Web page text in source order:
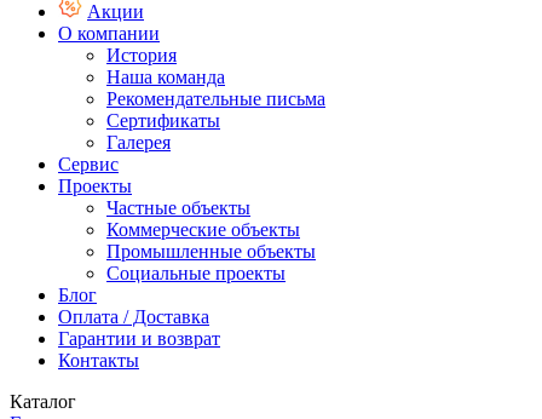
Акции
О компании
История
Наша команда
Рекомендательные письма
Сертификаты
Галерея
Сервис
Проекты
Частные объекты
Коммерческие объекты
Промышленные объекты
Социальные проекты
Блог
Оплата / Доставка
Гарантии и возврат
Контакты
Каталог